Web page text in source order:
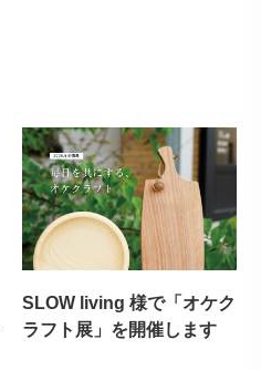
SLOW living 様で「オケク
ラフト展」を開催します